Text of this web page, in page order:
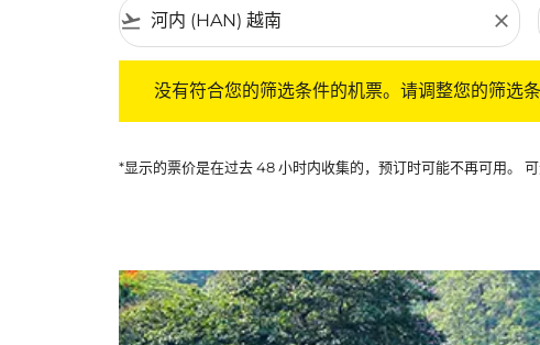
flight_takeoff close
没有符合您的筛选条件的机票。请调整您的筛选条
*显示的票价是在过去 48 小时内收集的，预订时可能不再可用。